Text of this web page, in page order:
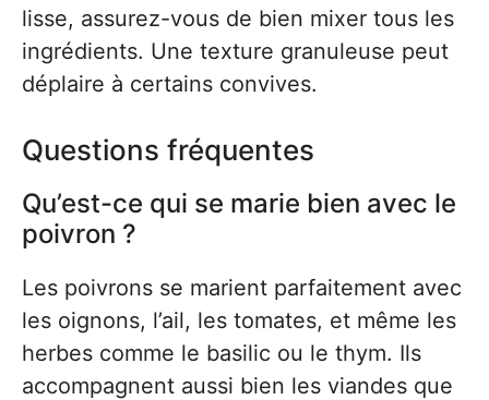
lisse, assurez-vous de bien mixer tous les
ingrédients. Une texture granuleuse peut
déplaire à certains convives.
Questions fréquentes
Qu’est-ce qui se marie bien avec le
poivron ?
Les poivrons se marient parfaitement avec
les oignons, l’ail, les tomates, et même les
herbes comme le basilic ou le thym. Ils
accompagnent aussi bien les viandes que